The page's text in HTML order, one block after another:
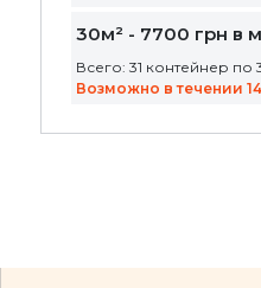
30м² - 7700 грн в
Всего: 31 контейнер по
Возможно в течении